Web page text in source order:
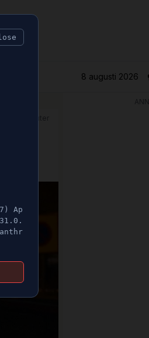
8 augusti 2026
Ap